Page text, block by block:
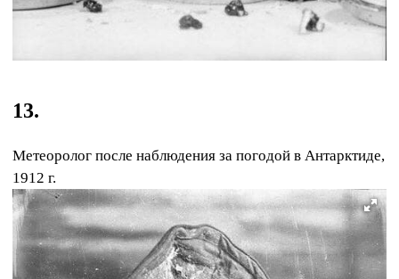
13.
Метеоролoг после наблюдения за погодой в Aнтарктиде,
1912 г.